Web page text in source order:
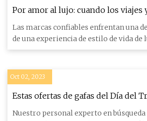
Por amor al lujo: cuando los viajes
colaboran
Las marcas confiables enfrentan una
de una experiencia de estilo de vida de
“holística”, que
Oct 02, 2023
Estas ofertas de gafas del Día del
Son tan buenas que no creerá lo
Nuestro personal experto en búsqueda